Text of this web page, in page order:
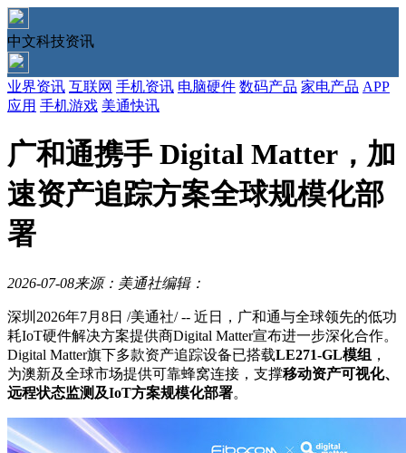
中文科技资讯
业界资讯 互联网 手机资讯 电脑硬件 数码产品 家电产品 APP
应用 手机游戏 美通快讯
广和通携手 Digital Matter，加
速资产追踪方案全球规模化部
署
2026-07-08来源：美通社编辑：
深圳 2026年7月8日 /美通社/ -- 近日，广和通与全球领先的低功
耗IoT硬件解决方案提供商Digital Matter宣布进一步深化合作。
Digital Matter旗下多款资产追踪设备已搭载LE271-GL模组 ，
为澳新及全球市场提供可靠蜂窝连接，支撑移动资产可视化、
远程状态监测及IoT方案规模化部署。